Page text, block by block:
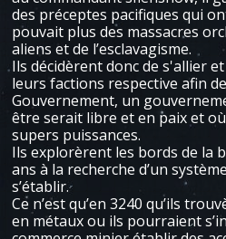
des préceptes pacifiques qui
pouvait plus des massacres
aliens et de l’esclavagisme.
Ils décidèrent donc de s'allier
leurs factions respective afin
Gouvernement, un
être serait libre et en paix et
supers puissances.
Ils explorèrent les bords de la
ans à la recherche d’un
s’établir.
Ce n’est qu’en 3240 qu’ils
en métaux ou ils pourraient